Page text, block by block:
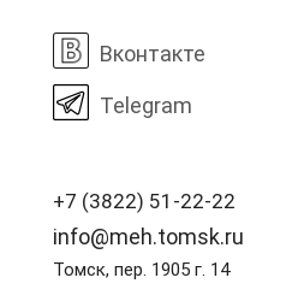
Вконтакте
Telegram
+7 (3822) 51-22-22
info@meh.tomsk.ru
Томск, пер. 1905 г. 14